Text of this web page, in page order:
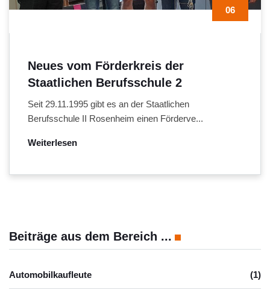
Neues vom Förderkreis der
Staatlichen Berufsschule 2
06
Seit 29.11.1995 gibt es an der Staatlichen
Berufsschule II Rosenheim einen Förderve...
Weiterlesen
Beiträge aus dem Bereich ...
Automobilkaufleute (1)